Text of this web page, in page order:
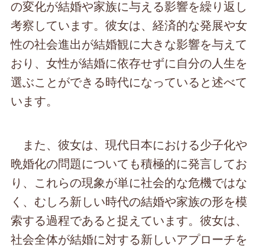
の変化が結婚や家族に与える影響を繰り返し
考察しています。彼女は、経済的な発展や女
性の社会進出が結婚観に大きな影響を与えて
おり、女性が結婚に依存せずに自分の人生を
選ぶことができる時代になっていると述べて
います。
また、彼女は、現代日本における少子化や
晩婚化の問題についても積極的に発言してお
り、これらの現象が単に社会的な危機ではな
く、むしろ新しい時代の結婚や家族の形を模
索する過程であると捉えています。彼女は、
社会全体が結婚に対する新しいアプローチを